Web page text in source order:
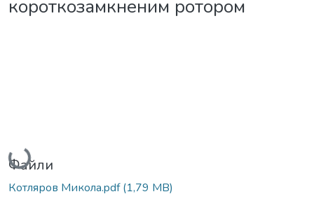
короткозамкненим ротором
Вантажиться...
Файли
Котляров Микола.pdf(1,79 MB)